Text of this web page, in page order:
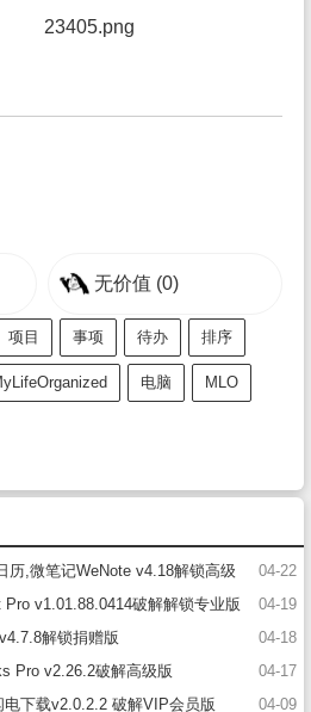
无价值 (0)
项目 事项 待办 排序
电脑 MLO
04-22
历,微笔记WeNote v4.18解锁高级
04-19
v1.01.88.0414破解解锁专业版
04-18
解锁捐赠版
04-17
Pro v2.26.2破解高级版
04-09
下载v2.0.2.2 破解VIP会员版